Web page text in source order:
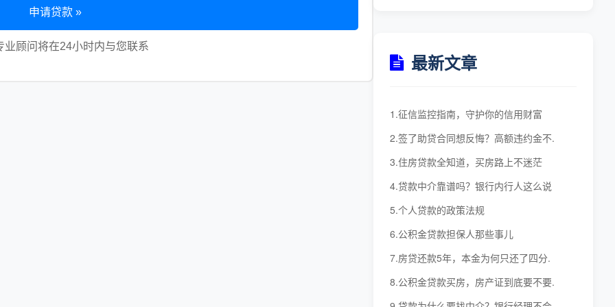
申请贷款 »
业顾问将在24小时内与您联系
最新文章
1.征信监控指南，守护你的信用财富
2.签了助贷合同想反悔？高额违约金不.
3.住房贷款全知道，买房路上不迷茫
4.贷款中介靠谱吗？银行内行人这么说
5.个人贷款的政策法规
6.公积金贷款担保人那些事儿
7.房贷还款5年，本金为何只还了四分.
8.公积金贷款买房，房产证到底要不要.